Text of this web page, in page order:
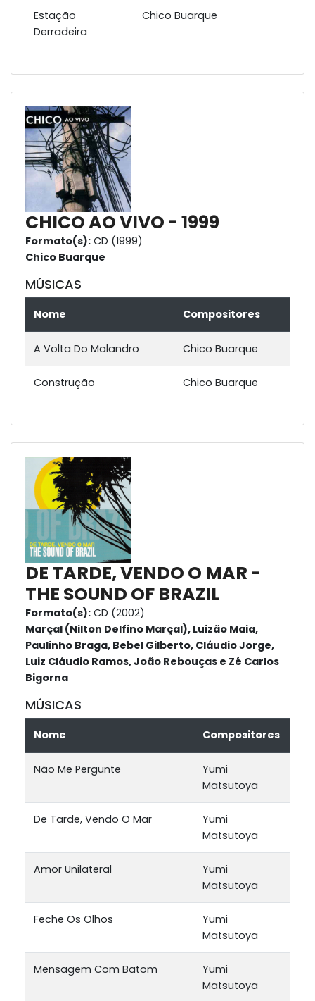
Estação
Derradeira
Chico Buarque
CHICO AO VIVO - 1999
Formato(s): CD (1999)
Chico Buarque
MÚSICAS
Nome Compositores
A Volta Do Malandro Chico Buarque
Construção Chico Buarque
DE TARDE, VENDO O MAR -
THE SOUND OF BRAZIL
Formato(s): CD (2002)
Marçal (Nilton Delfino Marçal), Luizão Maia,
Paulinho Braga, Bebel Gilberto, Cláudio Jorge,
Luiz Cláudio Ramos, João Rebouças e Zé Carlos
Bigorna
MÚSICAS
Nome Compositores
Não Me Pergunte
Yumi
Matsutoya
De Tarde, Vendo O Mar
Yumi
Matsutoya
Amor Unilateral
Yumi
Matsutoya
Feche Os Olhos
Yumi
Matsutoya
Mensagem Com Batom
Yumi
Matsutoya